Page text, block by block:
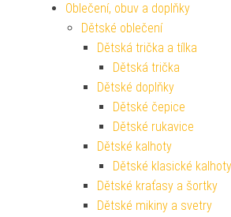
Oblečení, obuv a doplňky
Dětské oblečení
Dětská trička a tílka
Dětská trička
Dětské doplňky
Dětské čepice
Dětské rukavice
Dětské kalhoty
Dětské klasické kalhoty
Dětské kraťasy a šortky
Dětské mikiny a svetry